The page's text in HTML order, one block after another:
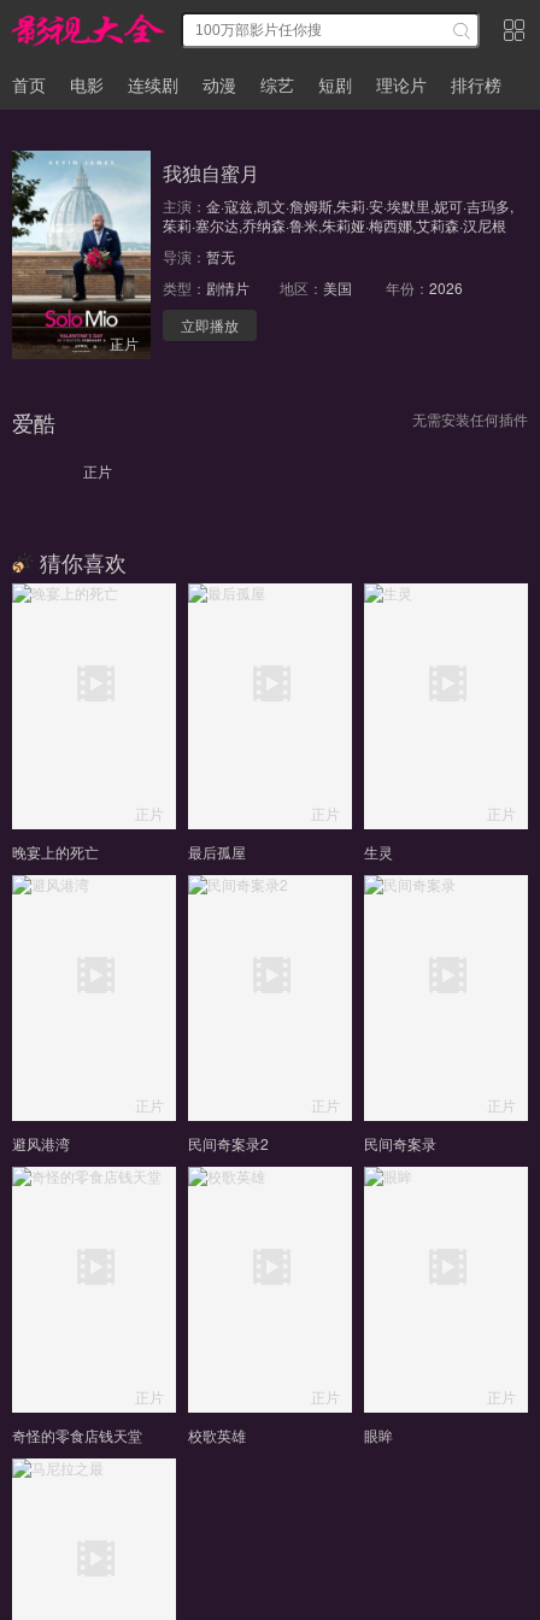
首页 电影 连续剧 动漫 综艺 短剧 理论片 排行榜
正片
我独自蜜月
主演： 金·寇兹,凯文·詹姆斯,朱莉·安·埃默里,妮可·吉玛多,
茱莉·塞尔达,乔纳森·鲁米,朱莉娅·梅西娜,艾莉森·汉尼根
导演： 暂无
类型： 剧情片 地区： 美国 年份： 2026
立即播放
无需安装任何插件
爱酷
正片
猜你喜欢
正片
晚宴上的死亡
正片
最后孤屋
正片
生灵
正片
避风港湾
正片
民间奇案录2
正片
民间奇案录
正片
奇怪的零食店钱天堂
正片
校歌英雄
正片
眼眸